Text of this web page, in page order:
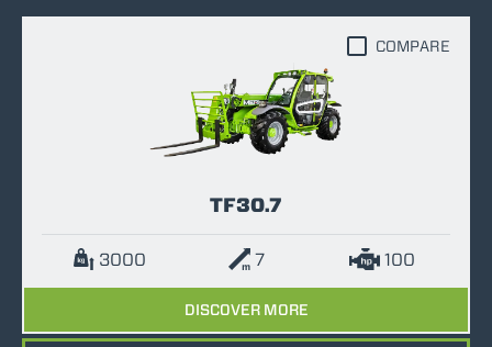
TF30.7
3000 7 100
DISCOVER MORE
COMPARE